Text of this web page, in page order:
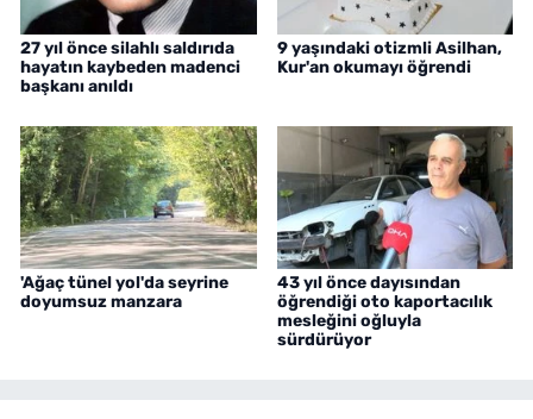
27 yıl önce silahlı saldırıda
hayatın kaybeden madenci
başkanı anıldı
9 yaşındaki otizmli Asilhan,
Kur'an okumayı öğrendi
'Ağaç tünel yol'da seyrine
doyumsuz manzara
43 yıl önce dayısından
öğrendiği oto kaportacılık
mesleğini oğluyla
sürdürüyor